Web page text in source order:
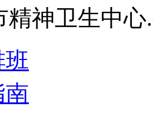
精神卫生中心
班
南